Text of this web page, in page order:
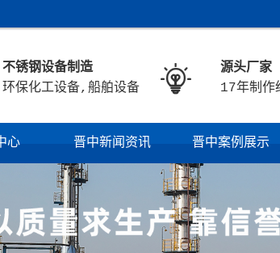
不锈钢设备制造
环保化工设备,船舶设备

源头厂家
17年制作
心 晋中新闻资讯 晋中案例展示